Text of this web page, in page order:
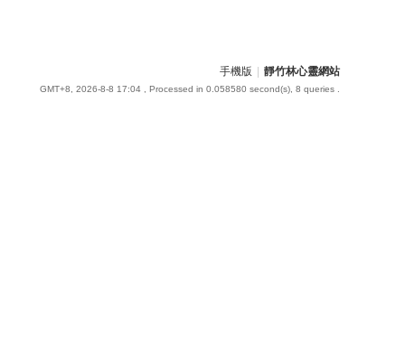
手機版 靜竹林心靈網站
GMT+8, 2026-8-8 17:04 , Processed in 0.058580 second(s), 8 queries .